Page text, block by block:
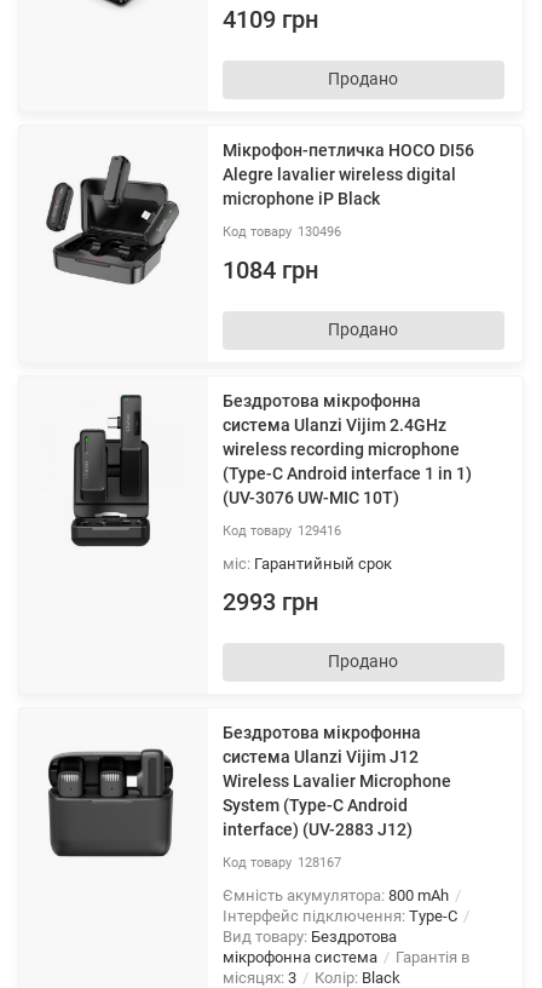
4109 грн
Продано
Мікрофон-петличка HOCO DI56
Alegre lavalier wireless digital
microphone iP Black
130496
1084 грн
Продано
Бездротова мікрофонна
система Ulanzi Vijim 2.4GHz
wireless recording microphone
(Type-C Android interface 1 in 1)
(UV-3076 UW-MIC 10T)
129416
міс: Гарантийный срок
2993 грн
Продано
Бездротова мікрофонна
система Ulanzi Vijim J12
Wireless Lavalier Microphone
System (Type-C Android
interface) (UV-2883 J12)
128167
Ємність акумулятора: 800 mAh
Інтерфейс підключення: Type-C
Вид товару: Бездротова
мікрофонна система
Гарантія в
місяцях: 3 Колір: Black